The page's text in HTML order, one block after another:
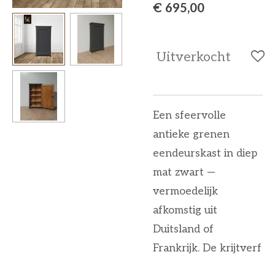
€ 695,00
Uitverkocht
Een sfeervolle
antieke grenen
eendeurskast in diep
mat zwart —
vermoedelijk
afkomstig uit
Duitsland of
Frankrijk. De krijtverf